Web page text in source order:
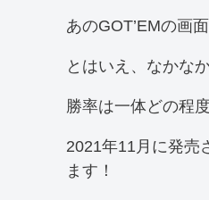
あのGOT’EMの画
とはいえ、なかな
勝率は一体どの程
2021年11月に発売
ます！